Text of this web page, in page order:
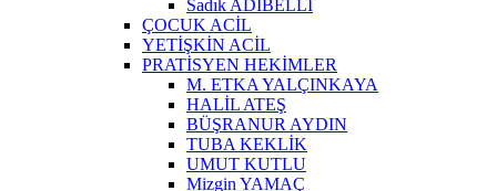
Sadık ADIBELLİ
ÇOCUK ACİL
YETİŞKİN ACİL
PRATİSYEN HEKİMLER
M. ETKA YALÇINKAYA
HALİL ATEŞ
BÜŞRANUR AYDIN
TUBA KEKLİK
UMUT KUTLU
Mizgin YAMAÇ